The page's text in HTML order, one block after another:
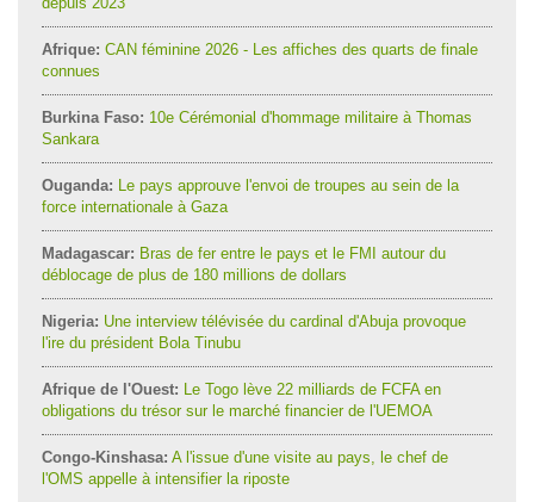
Afrique: CAN féminine 2026 - Les affiches des quarts de finale
connues
Burkina Faso: 10e Cérémonial d'hommage militaire à Thomas
Sankara
Ouganda: Le pays approuve l'envoi de troupes au sein de la
force internationale à Gaza
Madagascar: Bras de fer entre le pays et le FMI autour du
déblocage de plus de 180 millions de dollars
Nigeria: Une interview télévisée du cardinal d'Abuja provoque
l'ire du président Bola Tinubu
Afrique de l'Ouest: Le Togo lève 22 milliards de FCFA en
obligations du trésor sur le marché financier de l'UEMOA
Congo-Kinshasa: A l'issue d'une visite au pays, le chef de
l'OMS appelle à intensifier la riposte